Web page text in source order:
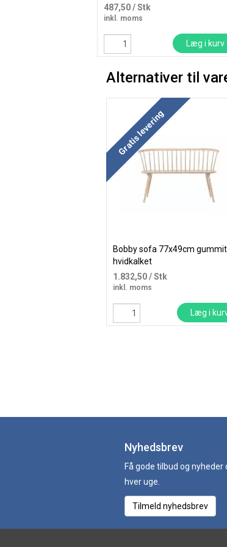
487,50/ Stk
inkl. moms
Læg i kurv
Alternativer til
Gratis levering
Bobby sofa 77x49cm
hvidkalket
1.832,50/ Stk
inkl. moms
Læg i
Nyhedsbrev
Få gode tilbud og nyheder
hver uge.
Tilmeld nyhedsbrev